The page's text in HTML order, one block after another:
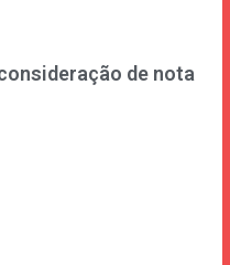
de nota